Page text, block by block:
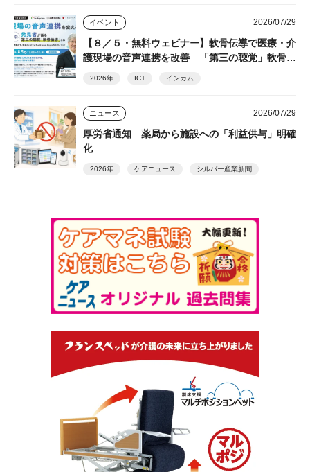
イベント 2026/07/29
【８／５・無料ウェビナー】軟骨伝導で医療・介
護現場の音声連携を改善 「第三の聴覚」軟骨伝
2026年 ICT インカム
ニュース 2026/07/29
厚労省通知 薬局から施設への「利益供与」明確
化
2026年 ケアニュース シルバー産業新聞